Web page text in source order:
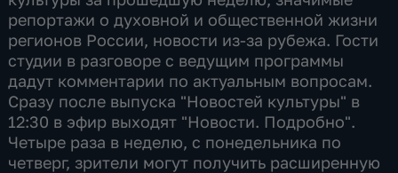
репортажи о духовной и общественной жизни
регионов России, новости из-за рубежа. Гости
студии в разговоре с ведущим программы
дадут комментарии по актуальным вопросам.
Сразу после выпуска "Новостей культуры" в
12:30 в эфир выходят "Новости. Подробно".
Четыре раза в неделю, с понедельника по
четверг, зрители могут получить расширенную